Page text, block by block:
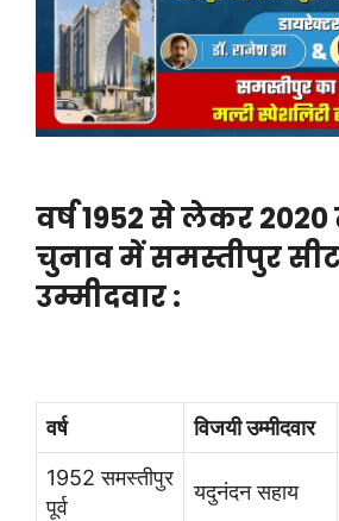
वर्ष 1952 से लेकर
चुनाव में समस्तीपुर
उम्मीदवार :
वर्ष विजयी उम्मीदवार
1952 समस्तीपुर
पूर्व
यदुनंदन सहाय